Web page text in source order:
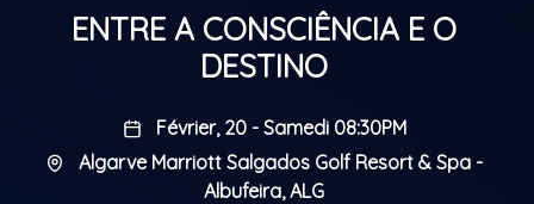
ENTRE A CONSCIÊNCIA E O
DESTINO
Février, 20 - Samedi 08:30PM
Algarve Marriott Salgados Golf Resort & Spa -
Albufeira, ALG